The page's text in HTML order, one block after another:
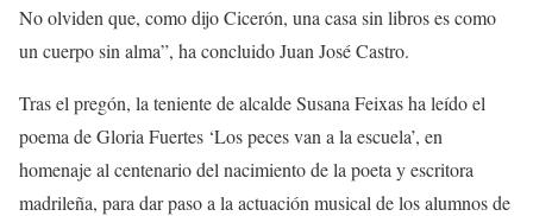
No olviden que, como dijo Cicerón, una casa sin libros es como
un cuerpo sin alma”, ha concluido Juan José Castro.
Tras el pregón, la teniente de alcalde Susana Feixas ha leído el
poema de Gloria Fuertes ‘Los peces van a la escuela’, en
homenaje al centenario del nacimiento de la poeta y escritora
madrileña, para dar paso a la actuación musical de los alumnos de